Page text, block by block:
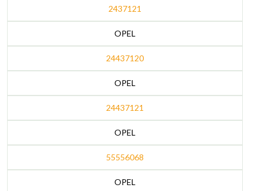
2437121
OPEL
24437120
OPEL
24437121
OPEL
55556068
OPEL